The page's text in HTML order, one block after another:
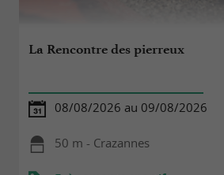
La Rencontre des pierreux
08/08/2026 au 09/08/2026
50 m - Crazannes